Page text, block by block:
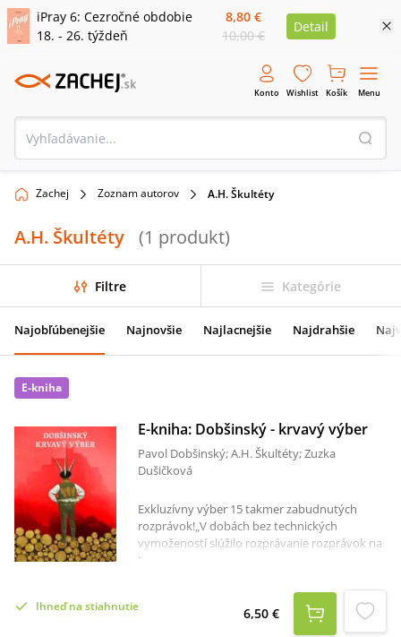
iPray 6: Cezročné obdobie
18. - 26. týždeň
8,80 €
10,00 €
Detail
Konto Wishlist Košík Menu
Zachej Zoznam autorov A.H. Škultéty
A.H. Škultéty (1 produkt)
Filtre Kategórie
Najobľúbenejšie Najnovšie Najlacnejšie Najdrahšie
E-kniha
E-kniha: Dobšinský - krvavý výber
Pavol Dobšinský; A.H. Škultéty; Zuzka
Dušičková
Exkluzívny výber 15 takmer zabudnutých
rozprávok!„V dobách bez technických
vymožeností slúžilo rozprávanie rozprávok na
to, aby sa pri nich ľudia zabavili a zrelaxovali.
poukázať na to, že sa to s presne tými istými
rozprávkami dá aj dnes. Pôvodné texty
ilustrované mladými výtvarníkmi si môžete
Ihneď na stiahnutie 6,50 €